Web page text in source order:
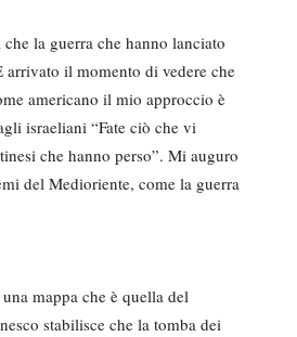
la guerra che hanno lanciato
il momento di vedere che
americano il mio approccio è
israeliani “Fate ciò che vi
che hanno perso”. Mi auguro
del Medioriente, come la guerra
mappa che è quella del
stabilisce che la tomba dei